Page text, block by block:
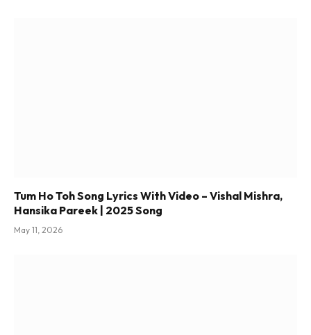
Tum Ho Toh Song Lyrics With Video – Vishal Mishra,
Hansika Pareek | 2025 Song
May 11, 2026